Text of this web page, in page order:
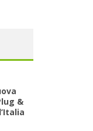
&